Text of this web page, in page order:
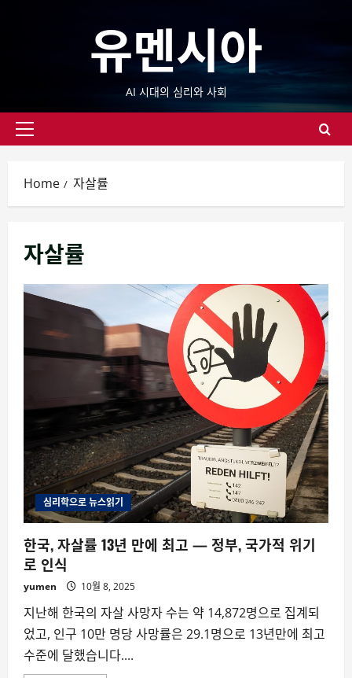
유멘시아
AI 시대의 심리와 사회
Primary
Home 자살률
자살률
심리학으로 뉴스읽기
한국, 자살률 13년 만에 최고 — 정부, 국가적 위기
로 인식
yumen 10월 8, 2025
지난해 한국의 자살 사망자 수는 약 14,872명으로 집계되
었고, 인구 10만 명당 사망률은 29.1명으로 13년만에 최고
수준에 달했습니다....